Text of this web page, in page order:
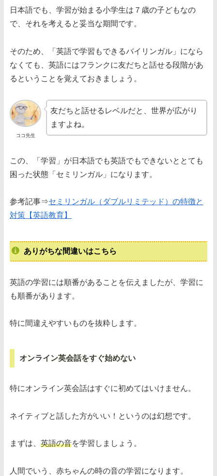
日本語でも、学習が始まる小学生は７歳の子どもなの
で、それを考えると妥当な期間です。
そのため、「英語で学習もできるバイリンガル」になら
なくても、英語にはフランクに友だちと話せる段階があ
るということを覚えておきましょう。
ココ先生
友だちと話せるレベルだと、世界が広がり
ますよね。
この、「学習」が日本語でも英語でもできないととても
困った状態「セミリンガル」になります。
参考記事⇒セミリンガル（ダブルリミテッド）の特徴と
対策【英語教育】
ありがちな間違いはこちら
英語の学習には順番があることを伝えましたが、学習に
も順番があります。
特に間違えやすいものを抜粋します。
オンライン英会話をすぐ始めない
特にオンライン英会話はすぐに初めてはいけません。
ネイティブと話した方がいい！というのは幻想です。
まずは、 英語の音を学習しましょう。
人間でいう、赤ちゃんの時の音の学習になります。